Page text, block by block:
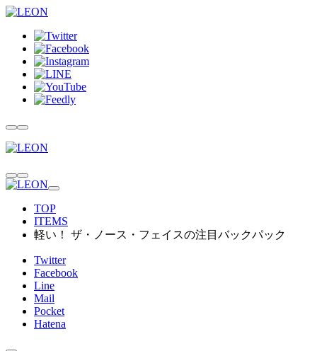
TOP
ITEMS
軽い！ ザ・ノース・フェイスの注目バックパック
Twitter
Facebook
Line
Mail
Pocket
Hatena